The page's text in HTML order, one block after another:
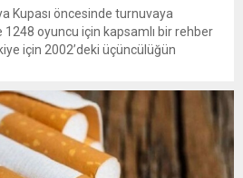
Kupası öncesinde turnuvaya
1248 oyuncu için kapsamlı bir rehber
için 2002’deki üçüncülüğün
A Milli Takım’ın yıldızı